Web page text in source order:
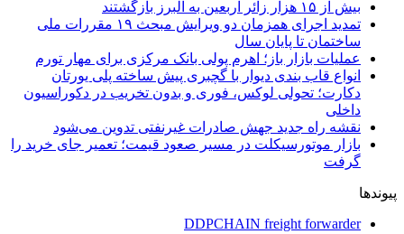
بیش از ۱۵ هزار زائر اربعین به البرز بازگشتند
تمدید اجرای همزمان دو ویرایش مبحث ۱۹ مقررات ملی
ساختمان تا پایان سال
عملیات بازار باز؛ اهرم پولی بانک مرکزی برای مهار تورم
انواع قاب بندی دیوار با گچبری پیش ساخته پلی یورتان
دکارت؛ تحولی لوکس، فوری و بدون تخریب در دکوراسیون
داخلی
نقشه راه جدید جهش صادرات غیرنفتی تدوین می‌شود
بازار موتورسیکلت در مسیر صعود قیمت؛ تعمیر جای خرید را
گرفت
پیوندها
DDPCHAIN freight forwarder